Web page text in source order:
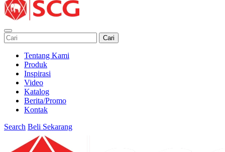
Cari
Tentang Kami
Produk
Inspirasi
Video
Katalog
Berita/Promo
Kontak
Search Beli Sekarang